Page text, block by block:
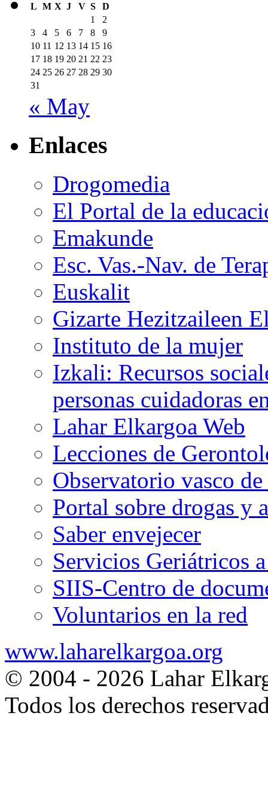
L M X J V S
D
1
2
3
4 5 6 7 8
9
10 11 12 13 14 15 16
17 18 19 20 21 22 23
24 25 26 27 28 29 30
31
« May
Enlaces
Drogomedia
El Portal de la
Emakunde
Esc. Vas.-Nav. de
Euskalit
Gizarte Hezitzaileen
Instituto de la mujer
Izkali: Recursos
personas cuidadoras
Lahar Elkargoa Web
Lecciones de
Observatorio vasco
Portal sobre drogas y
Saber envejecer
Servicios Geriátricos
SIIS-Centro de
Voluntarios en la red
www.laharelkargoa.org
© 2004 - 2026 Lahar
Todos los derechos